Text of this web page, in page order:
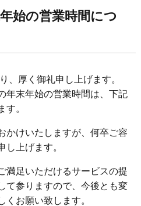
始の営業時間につ
、厚く御礼申し上げます。
年末年始の営業時間は、下記
す。
かけいたしますが、何卒ご容
し上げます。
満足いただけるサービスの提
て参りますので、今後とも変
くお願い致します。